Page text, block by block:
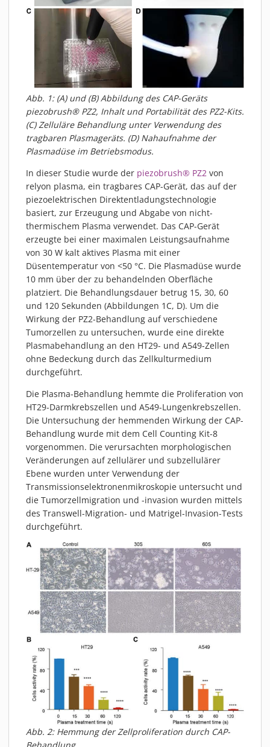
Abb. 1: (A) und (B) Abbildung des CAP-Geräts
piezobrush® PZ2, Inhalt und Portabilität des PZ2-Kits.
(C) Zelluläre Behandlung unter Verwendung des
tragbaren Plasmageräts. (D) Nahaufnahme der
Plasmadüse im Betriebsmodus.
In dieser Studie wurde der piezobrush® PZ2 von
relyon plasma, ein tragbares CAP-Gerät, das auf der
piezoelektrischen Direktentladungstechnologie
basiert, zur Erzeugung und Abgabe von nicht-
thermischem Plasma verwendet. Das CAP-Gerät
erzeugte bei einer maximalen Leistungsaufnahme
von 30 W kalt aktives Plasma mit einer
Düsentemperatur von <50 °C. Die Plasmadüse wurde
10 mm über der zu behandelnden Oberfläche
platziert. Die Behandlungsdauer betrug 15, 30, 60
und 120 Sekunden (Abbildungen 1C, D). Um die
Wirkung der PZ2-Behandlung auf verschiedene
Tumorzellen zu untersuchen, wurde eine direkte
Plasmabehandlung an den HT29- und A549-Zellen
ohne Bedeckung durch das Zellkulturmedium
durchgeführt.
Die Plasma-Behandlung hemmte die Proliferation von
HT29-Darmkrebszellen und A549-Lungenkrebszellen.
Die Untersuchung der hemmenden Wirkung der CAP-
Behandlung wurde mit dem Cell Counting Kit-8
vorgenommen. Die verursachten morphologischen
Veränderungen auf zellulärer und subzellulärer
Ebene wurden unter Verwendung der
Transmissionselektronenmikroskopie untersucht und
die Tumorzellmigration und -invasion wurden mittels
des Transwell-Migration- und Matrigel-Invasion-Tests
durchgeführt.
Abb. 2: Hemmung der Zellproliferation durch CAP-